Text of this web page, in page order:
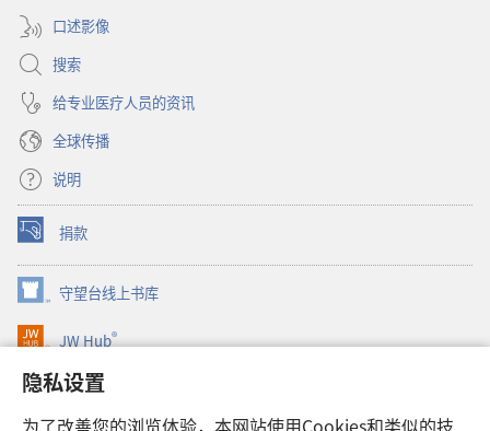
隐私设置
为了改善您的浏览体验，本网站使用Cookies和类似的技
口述影像
搜索
给专业医疗人员的资讯
全球传播
说明
捐款
（打
开
新
窗
口）
守望台线上书库
（打
开
新
口）
JW Hub®
（打
开
新
窗
JW Library®